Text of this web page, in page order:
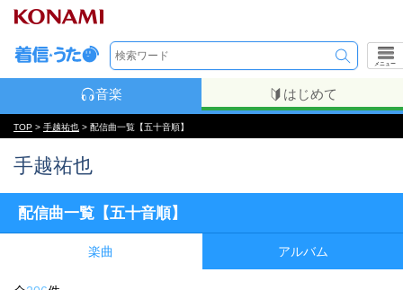
メニュー
音楽 はじめて
TOP > 手越祐也 > 配信曲一覧【五十音順】
手越祐也
配信曲一覧【五十音順】
楽曲 アルバム